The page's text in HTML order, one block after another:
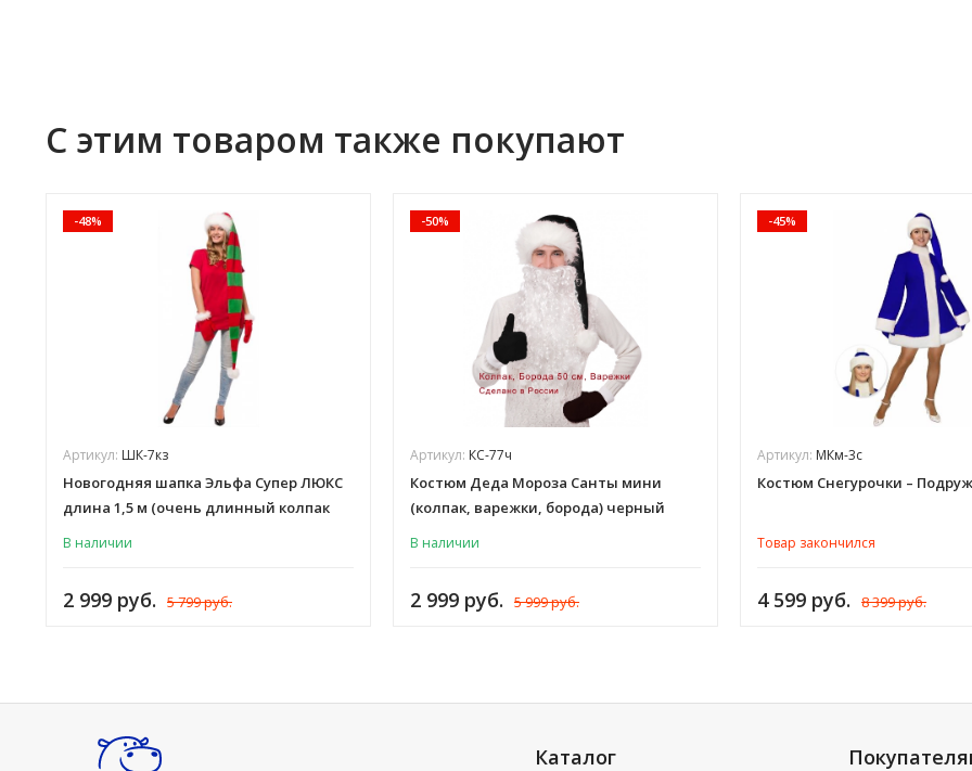
С этим товаром также покупают
-48%
Артикул: ШК-7кз
Новогодняя шапка Эльфа Супер ЛЮКС
длина 1,5 м (очень длинный колпак
В наличии
2 999 руб. 5 799 руб.
-50%
Артикул: КС-77ч
Костюм Деда Мороза Санты мини
(колпак, варежки, борода) черный
В наличии
2 999 руб. 5 999 руб.
-45%
Артикул: МКм-3с
Костюм Снегурочки –
Товар закончился
4 599 руб. 8 399 руб.
Каталог